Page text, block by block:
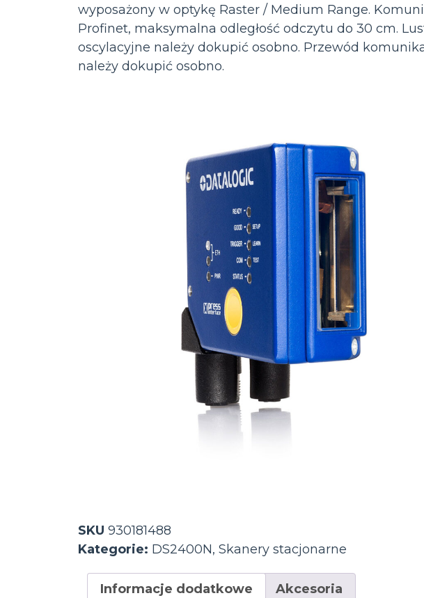
wyposażony w optykę Raster / Medium Range.
Profinet, maksymalna odległość odczytu do 30 cm.
oscylacyjne należy dokupić osobno. Przewód
należy dokupić osobno.
SKU 930181488
Kategorie: DS2400N, Skanery stacjonarne
Informacje dodatkowe Akcesoria